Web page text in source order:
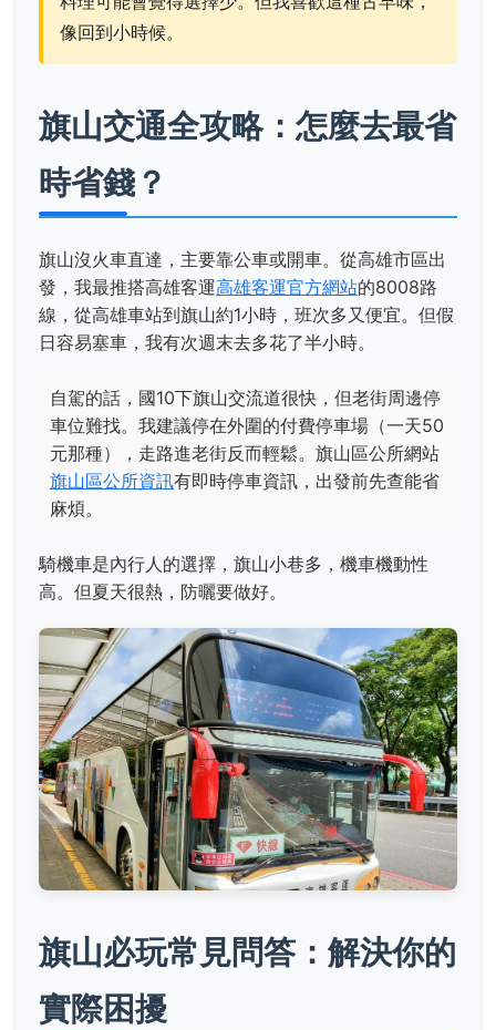
像回到小時候。
旗山交通全攻略：怎麼去最省
時省錢？
旗山沒火車直達，主要靠公車或開車。從高雄市區出
發，我最推搭高雄客運高雄客運官方網站的8008路
線，從高雄車站到旗山約1小時，班次多又便宜。但假
日容易塞車，我有次週末去多花了半小時。
自駕的話，國10下旗山交流道很快，但老街周邊停
車位難找。我建議停在外圍的付費停車場（一天50
元那種），走路進老街反而輕鬆。旗山區公所網站
旗山區公所資訊有即時停車資訊，出發前先查能省
麻煩。
騎機車是內行人的選擇，旗山小巷多，機車機動性
高。但夏天很熱，防曬要做好。
旗山必玩常見問答：解決你的
實際困擾